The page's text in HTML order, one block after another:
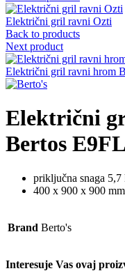
Električni gril ravni Ozti
Back to products
Next product
Električni gril ravni hrom
Električni
Bertos
priključna snaga
400 x 900 x 900 mm
Brand Berto's
Interesuje Vas ovaj